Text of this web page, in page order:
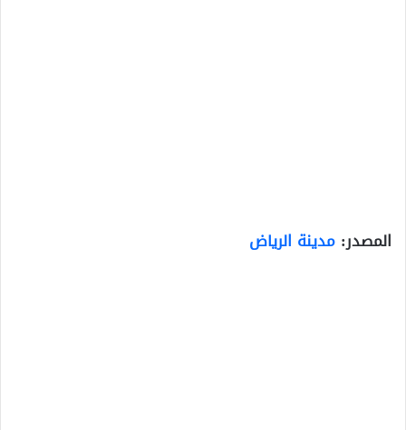
المصدر: مدينة الرياض